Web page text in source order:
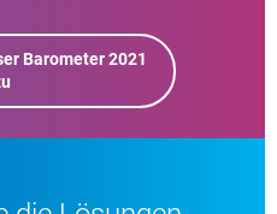
Barometer 2021